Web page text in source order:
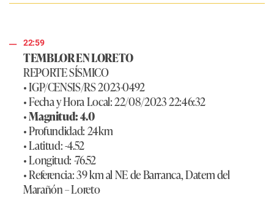
22:59
TEMBLOR EN LORETO
REPORTE SÍSMICO
• IGP/CENSIS/RS 2023-0492
• Fecha y Hora Local: 22/08/2023 22:46:32
•Magnitud: 4.0
• Profundidad: 24km
• Latitud: -4.52
• Longitud: -76.52
• Referencia: 39 km al NE de Barranca, Datem del
Marañón – Loreto